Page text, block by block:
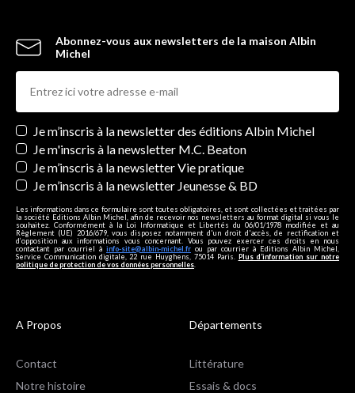
Abonnez-vous aux newsletters de la maison Albin
Michel
Newsletters
Je m’inscris à la newsletter des éditions Albin Michel
Je m'inscris à la newsletter M.C. Beaton
Je m’inscris à la newsletter Vie pratique
Je m’inscris à la newsletter Jeunesse & BD
Les informations dans ce formulaire sont toutes obligatoires, et sont collectées et traitées par
la société Editions Albin Michel, afin de recevoir nos newsletters au format digital si vous le
souhaitez. Conformément à la Loi Informatique et Libertés du 06/01/1978 modifiée et au
Règlement (UE) 2016/679, vous disposez notamment d'un droit d'accès, de rectification et
d’opposition aux informations vous concernant. Vous pouvez exercer ces droits en nous
contactant par courriel à info-site@albin-michel.fr ou par courrier à Editions Albin Michel,
Service Communication digitale, 22 rue Huyghens, 75014 Paris. Plus d’information sur notre
politique de protection de vos données personnelles
A Propos
Contact
Notre histoire
Départements
Littérature
Essais & docs